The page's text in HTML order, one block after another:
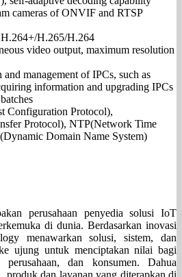
cameras of ONVIF and RTSP
H.265/H.264
video output, maximum resolution
management of IPCs, such as
information and upgrading IPCs
Configuration Protocol),
Protocol), NTP(Network Time
Domain Name System)
perusahaan penyedia solusi IoT
di dunia. Berdasarkan inovasi
menawarkan solusi, sistem, dan
ujung untuk menciptakan nilai bagi
perusahaan, dan konsumen. Dahua